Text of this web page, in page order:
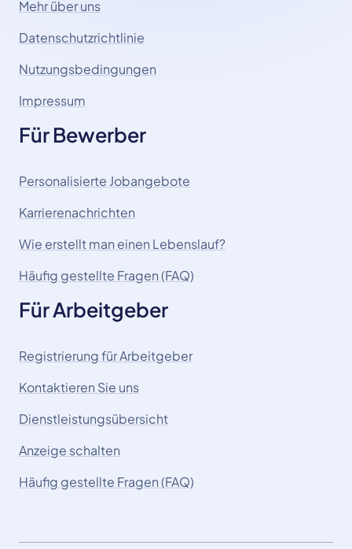
Mehr über uns
Datenschutzrichtlinie
Nutzungsbedingungen
Impressum
Für Bewerber
Personalisierte Jobangebote
Karrierenachrichten
Wie erstellt man einen Lebenslauf?
Häufig gestellte Fragen (FAQ)
Für Arbeitgeber
Registrierung für Arbeitgeber
Kontaktieren Sie uns
Dienstleistungsübersicht
Anzeige schalten
Häufig gestellte Fragen (FAQ)